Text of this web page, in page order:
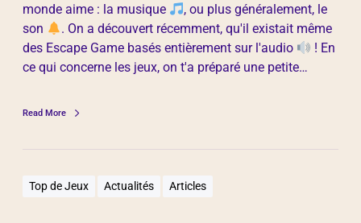
monde aime : la musique
, ou plus généralement, le
son
. On a découvert récemment, qu'il existait même
des Escape Game basés entièrement sur l'audio
! En
ce qui concerne les jeux, on t'a préparé une petite…
Read More
Top de Jeux Actualités Articles